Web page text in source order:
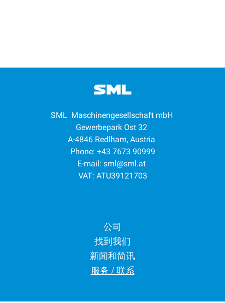
SML Maschinengesellschaft mbH
Gewerbepark Ost 32
A-4846 Redlham, Austria
Phone: +43 7673 90999
E-mail: sml@sml.at
VAT: ATU39121703
Footer menu公司
找到我们
新闻和简讯
服务 / 联系